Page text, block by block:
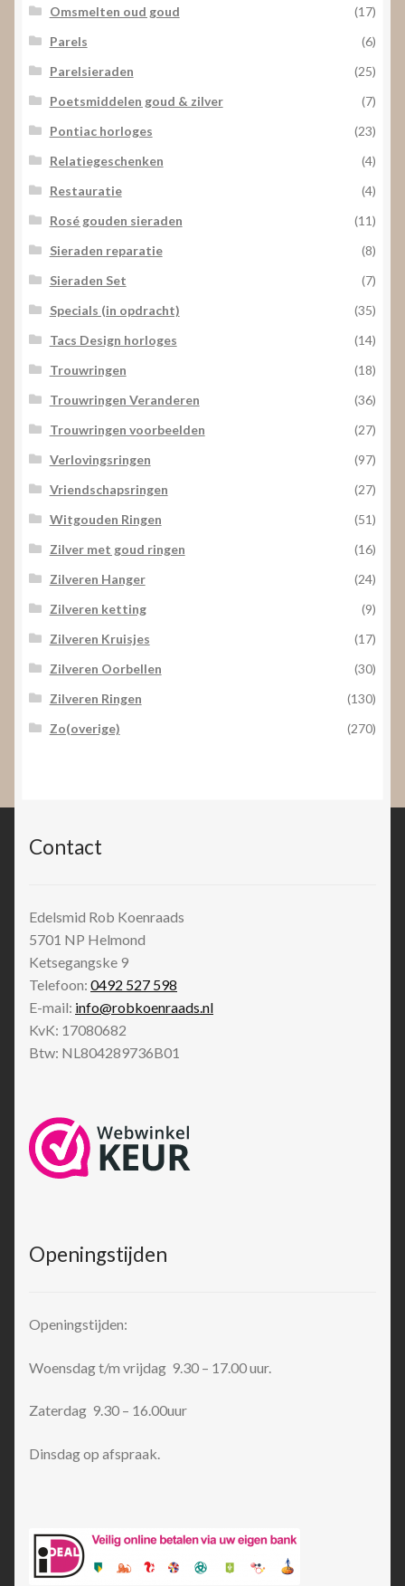
Omsmelten oud goud
(17)
Parels
(6)
Parelsieraden
(25)
Poetsmiddelen goud & zilver
(7)
Pontiac horloges
(23)
Relatiegeschenken
(4)
Restauratie
(4)
Rosé gouden sieraden
(11)
Sieraden reparatie
(8)
Sieraden Set
(7)
Specials (in opdracht)
(35)
Tacs Design horloges
(14)
Trouwringen
(18)
Trouwringen Veranderen
(36)
Trouwringen voorbeelden
(27)
Verlovingsringen
(97)
Vriendschapsringen
(27)
Witgouden Ringen
(51)
Zilver met goud ringen
(16)
Zilveren Hanger
(24)
Zilveren ketting
(9)
Zilveren Kruisjes
(17)
Zilveren Oorbellen
(30)
Zilveren Ringen
(130)
Zo(overige)
(270)
Contact
Edelsmid Rob Koenraads
5701 NP Helmond
Ketsegangske 9
Telefoon: 0492 527 598
E-mail: info@robkoenraads.nl
KvK: 17080682
Btw: NL804289736B01
Openingstijden
Openingstijden:
Woensdag t/m vrijdag 9.30 – 17.00 uur.
Zaterdag 9.30 – 16.00uur
Dinsdag op afspraak.